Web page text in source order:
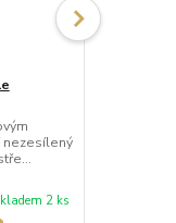
nezesílený
2 ks